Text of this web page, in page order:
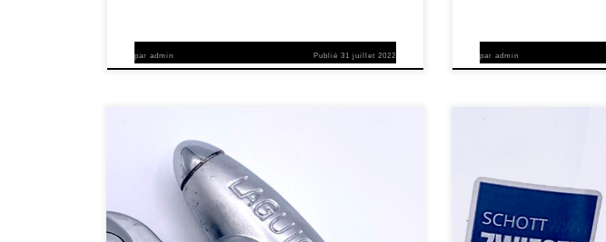
par admin Publié31 juillet 2022 par admin